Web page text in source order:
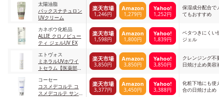
太陽油脂
パックスナチュロン
UVクリーム
楽天市場
1,246円
Amazon
1,279円
Yahoo!
1,252円
保湿成分配合で
てもおすすめ
カネボウ化粧品
ALLIE クロノビュー
ティ ジェルUV EX
楽天市場
1,598円
Amazon
1,800円
Yahoo!
1,839円
ベタつきにくい
ジェル
エトヴォス
ミネラルUVホワイ
トセラム【医薬部外
楽天市場
3,850円
Amazon
3,850円
Yahoo!
3,850円
クレンジング不
日焼け止め美容
コーセー
コスメデコルテ コ
スメデコルテ サン
楽天市場
3,377円
Amazon
3,450円
Yahoo!
3,388円
化粧下地にも使
合の日焼け止め